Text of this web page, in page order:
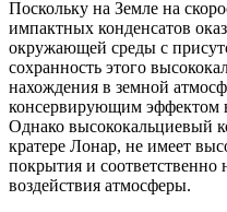
Поскольку на Земле на
импактных конденсатов
окружающей среды с
сохранность этого
нахождения в земной
консервирующим эффектом
Однако высококальциевый
кратере Лонар, не имеет
покрытия и соответственно
воздействия атмосферы.